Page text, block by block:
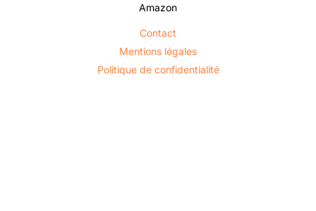
Amazon
Contact
Mentions légales
Politique de confidentialité